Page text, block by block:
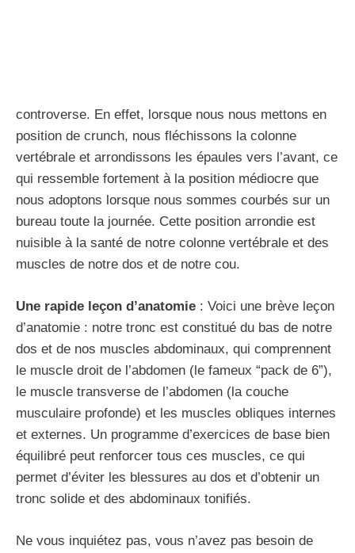
controverse. En effet, lorsque nous nous mettons en
position de crunch, nous fléchissons la colonne
vertébrale et arrondissons les épaules vers l’avant, ce
qui ressemble fortement à la position médiocre que
nous adoptons lorsque nous sommes courbés sur un
bureau toute la journée. Cette position arrondie est
nuisible à la santé de notre colonne vertébrale et des
muscles de notre dos et de notre cou.
Une rapide leçon d’anatomie : Voici une brève leçon
d’anatomie : notre tronc est constitué du bas de notre
dos et de nos muscles abdominaux, qui comprennent
le muscle droit de l’abdomen (le fameux “pack de 6”),
le muscle transverse de l’abdomen (la couche
musculaire profonde) et les muscles obliques internes
et externes. Un programme d’exercices de base bien
équilibré peut renforcer tous ces muscles, ce qui
permet d’éviter les blessures au dos et d’obtenir un
tronc solide et des abdominaux tonifiés.
Ne vous inquiétez pas, vous n’avez pas besoin de